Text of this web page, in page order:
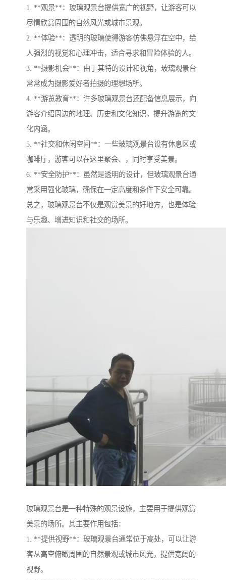
1. **观景**：玻璃观景台提供宽广的视野，让游客可以
尽情欣赏周围的自然风光或城市景观。
2. **体验**：透明的玻璃使得游客仿佛悬浮在空中，给
人强烈的视觉和心理冲击，适合寻求和冒险体验的人。
3. **摄影机会**：由于其特的设计和视角，玻璃观景台
常常成为摄影爱好者拍摄的理想场所。
4. **游览教育**：许多玻璃观景台还配备信息展示，向
游客介绍周边的地理、历史和文化知识，提升游览的文
化内涵。
5. **社交和休闲空间**：一些玻璃观景台设有休息区或
咖啡厅，游客可以在这里聚会、，同时享受美景。
6. **安全防护**：虽然是透明的设计，但玻璃观景台通
常采用强化玻璃，确保在一定高度和条件下安全可靠。
总之，玻璃观景台不仅是观赏美景的好地方，也是体验
与乐趣、增进知识和社交的场所。
玻璃观景台是一种特殊的观景设施，主要用于提供观赏
美景的场所。其主要作用包括：
1. **提供视野**：玻璃观景台通常位于高处，可以让游
客从高空俯瞰周围的自然景观或城市风光，提供宽阔的
视野。